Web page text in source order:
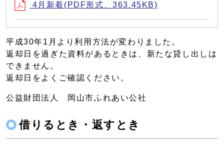
4月新着(PDF形式、363.45KB)
平成30年1月より利用方法が変わりました。
返却日を過ぎた資料があるときは、新たな貸し出しは
できません。
返却日をよくご確認ください。
公益財団法人 岡山市ふれあい公社
借りるとき・返すとき